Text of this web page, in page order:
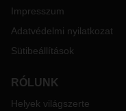
Impresszum
Adatvédelmi nyilatkozat
Sütibeállítások
RÓLUNK
Helyek világszerte